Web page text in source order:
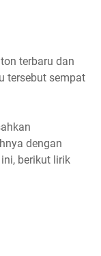
terbaru dan
tersebut sempat
dengan
berikut lirik